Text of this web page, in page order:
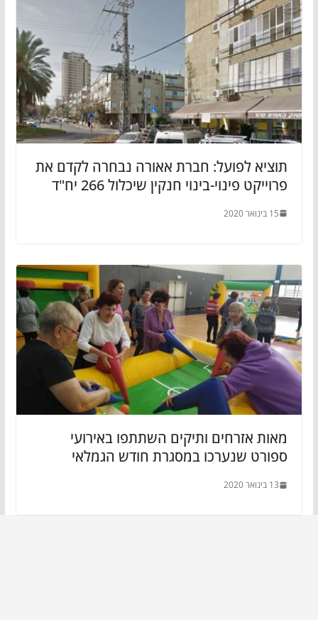
תוציא לפועל: חברת אאורה נבחרה לקדם את
פרוייקט פינוי-בינוי חנקין שיכלול 266 יח"ד
15 בינואר 2020
מאות אזרחים ותיקים השתתפו באירועי
ספורט שנערכו במסגרת חודש הגמלאי
13 בינואר 2020